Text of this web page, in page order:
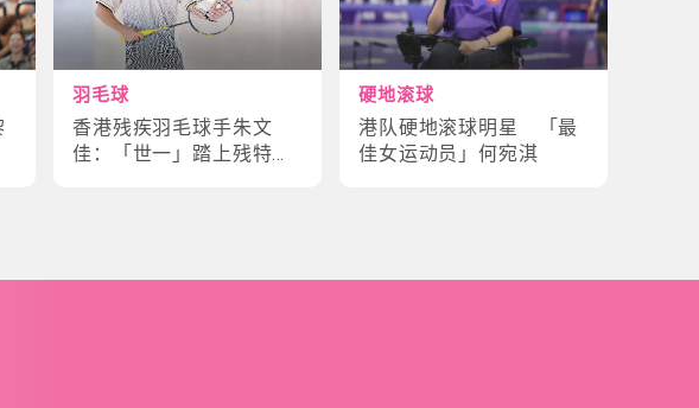
羽毛球
香港残疾羽毛球手朱文
佳：「世一」踏上残特奥
硬地滚球
港队硬地滚球明星 「最
佳女运动员」何宛淇